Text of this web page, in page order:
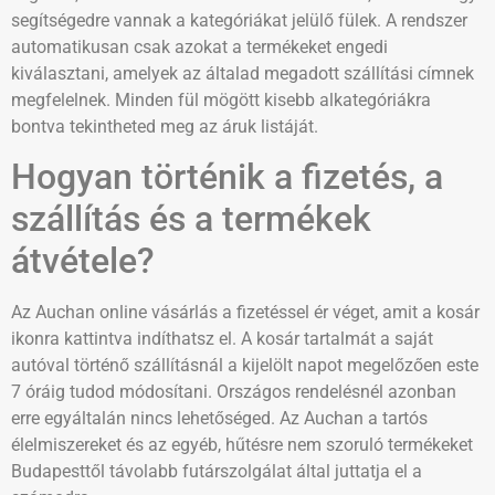
segítségedre vannak a kategóriákat jelülő fülek. A rendszer
automatikusan csak azokat a termékeket engedi
kiválasztani, amelyek az általad megadott szállítási címnek
megfelelnek. Minden fül mögött kisebb alkategóriákra
bontva tekintheted meg az áruk listáját.
Hogyan történik a fizetés, a
szállítás és a termékek
átvétele?
Az Auchan online vásárlás a fizetéssel ér véget, amit a kosár
ikonra kattintva indíthatsz el. A kosár tartalmát a saját
autóval történő szállításnál a kijelölt napot megelőzően este
7 óráig tudod módosítani. Országos rendelésnél azonban
erre egyáltalán nincs lehetőséged. Az Auchan a tartós
élelmiszereket és az egyéb, hűtésre nem szoruló termékeket
Budapesttől távolabb futárszolgálat által juttatja el a